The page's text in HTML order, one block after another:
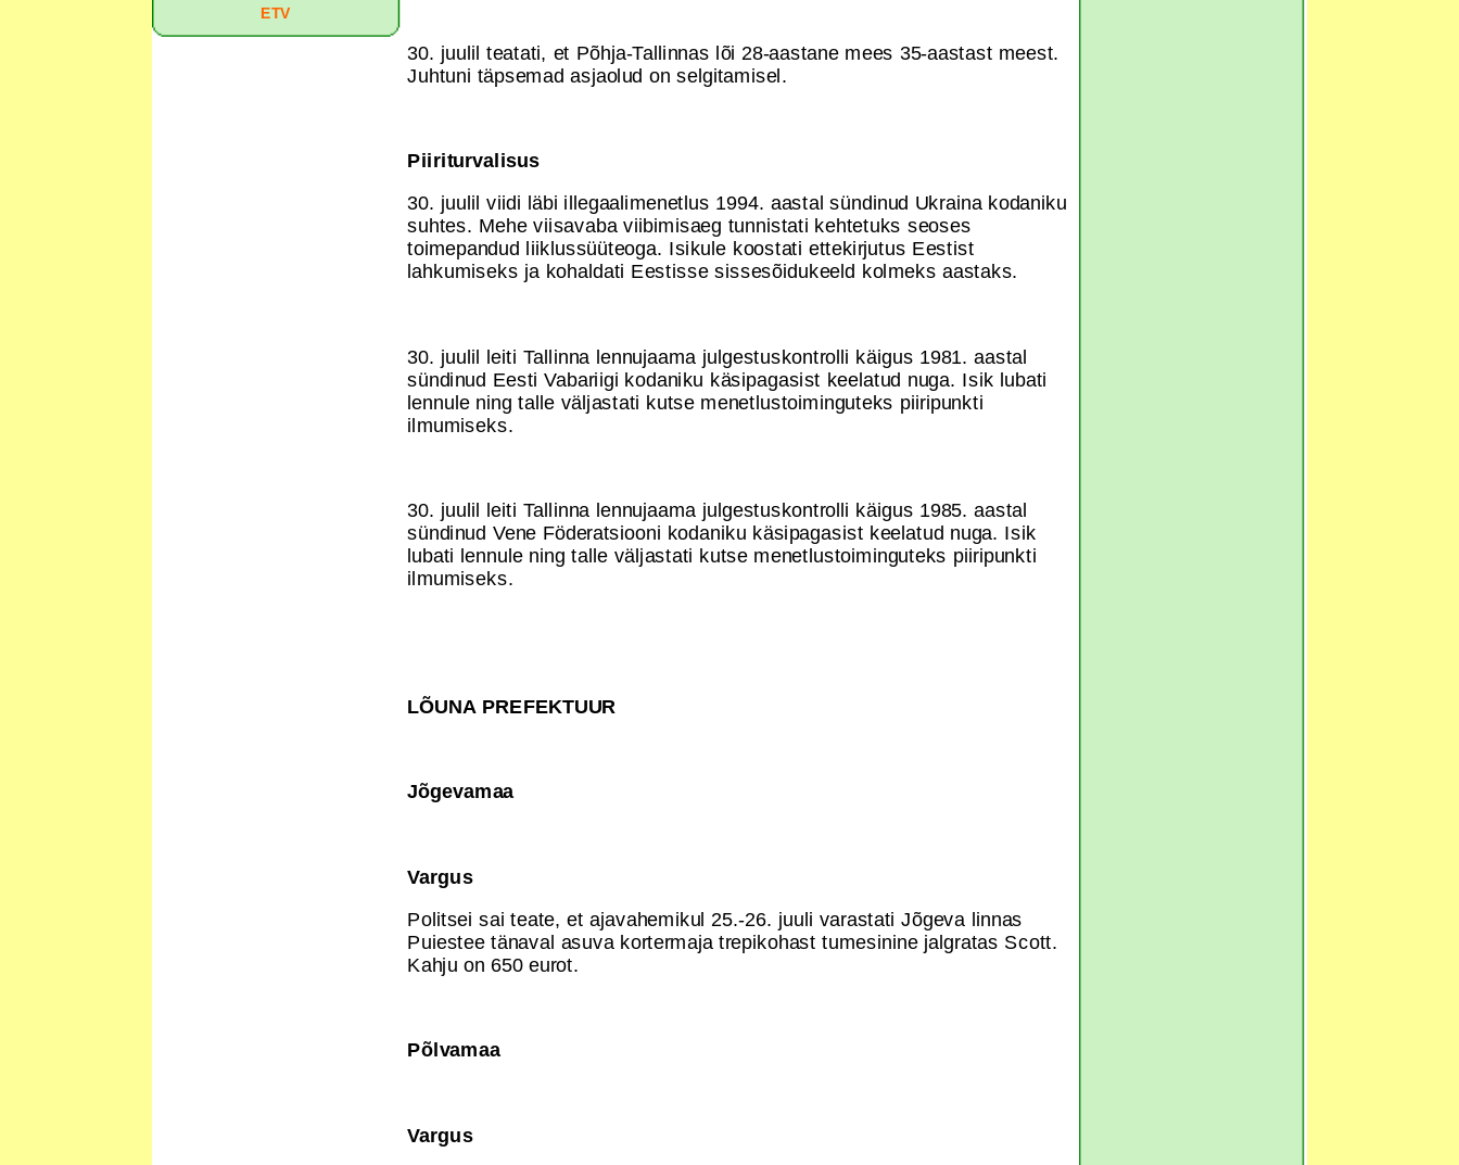
ETV
30. juulil teatati, et Põhja-Tallinnas lõi 28-aastane mees 35-aastast meest.
Juhtuni täpsemad asjaolud on selgitamisel.
Piiriturvalisus
30. juulil viidi läbi illegaalimenetlus 1994. aastal sündinud Ukraina kodaniku
suhtes. Mehe viisavaba viibimisaeg tunnistati kehtetuks seoses
toimepandud liiklussüüteoga. Isikule koostati ettekirjutus Eestist
lahkumiseks ja kohaldati Eestisse sissesõidukeeld kolmeks aastaks.
30. juulil leiti Tallinna lennujaama julgestuskontrolli käigus 1981. aastal
sündinud Eesti Vabariigi kodaniku käsipagasist keelatud nuga. Isik lubati
lennule ning talle väljastati kutse menetlustoiminguteks piiripunkti
ilmumiseks.
30. juulil leiti Tallinna lennujaama julgestuskontrolli käigus 1985. aastal
sündinud Vene Föderatsiooni kodaniku käsipagasist keelatud nuga. Isik
lubati lennule ning talle väljastati kutse menetlustoiminguteks piiripunkti
ilmumiseks.
LÕUNA PREFEKTUUR
Jõgevamaa
Vargus
Politsei sai teate, et ajavahemikul 25.-26. juuli varastati Jõgeva linnas
Puiestee tänaval asuva kortermaja trepikohast tumesinine jalgratas Scott.
Kahju on 650 eurot.
Põlvamaa
Vargus